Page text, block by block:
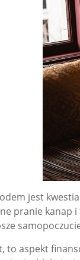
jest
pranie kanap
to aspekt